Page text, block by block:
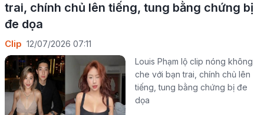
trai, chính chủ lên tiếng, tung bằng chứng bị
đe dọa
Clip 12/07/2026 07:11
Louis Phạm lộ clip nóng không
che với bạn trai, chính chủ lên
tiếng, tung bằng chứng bị đe
dọa